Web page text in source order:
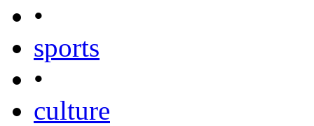
•
sports
•
culture